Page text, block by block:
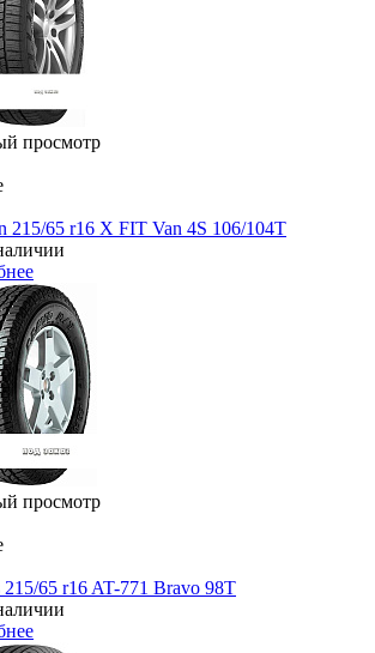
просмотр
215/65 r16 X FIT Van 4S 106/104T
просмотр
65 r16 AT-771 Bravo 98T